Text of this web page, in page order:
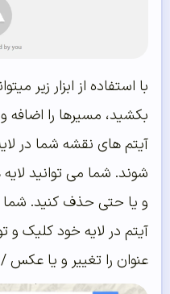
با استفاده از ابزار زیر
بکشید، مسیرها را اضافه
آیتم های نقشه شما در
شوند. شما می توانید لایه
و یا حتی حذف کنید. شما
آیتم در لایه خود کلیک و
عنوان را تغییر و یا عکس